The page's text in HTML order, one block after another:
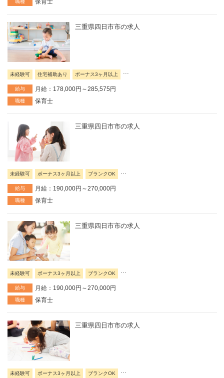
三重県四日市市の求人
未経験可 住宅補助あり ボーナス3ヶ月以上
給与 月給：178,000円～285,575円
職種 保育士
三重県四日市市の求人
未経験可 ボーナス3ヶ月以上 ブランクOK ...
給与 月給：190,000円～270,000円
職種 保育士
三重県四日市市の求人
未経験可 ボーナス3ヶ月以上 ブランクOK ...
給与 月給：190,000円～270,000円
職種 保育士
三重県四日市市の求人
未経験可 ボーナス3ヶ月以上 ブランクOK